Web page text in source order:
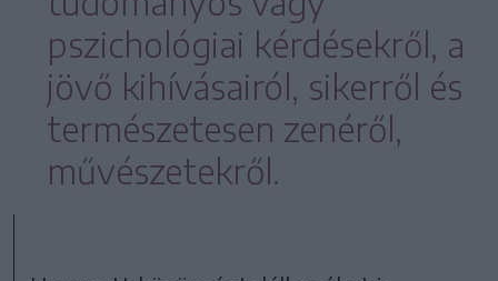
pszichológiai kérdésekről, a
jövő kihívásairól, sikerről és
természetesen zenéről,
művészetekről.